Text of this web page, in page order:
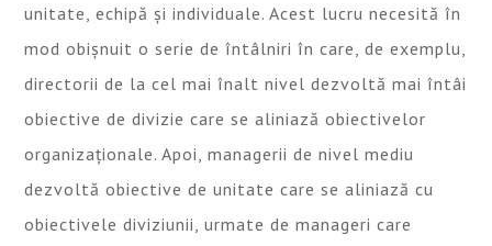
unitate, echipă și individuale. Acest lucru necesită în
mod obișnuit o serie de întâlniri în care, de exemplu,
directorii de la cel mai înalt nivel dezvoltă mai întâi
obiective de divizie care se aliniază obiectivelor
organizaționale. Apoi, managerii de nivel mediu
dezvoltă obiective de unitate care se aliniază cu
obiectivele diviziunii, urmate de manageri care